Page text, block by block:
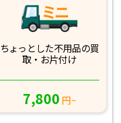
ちょっとした不用品の買
取・お片付け
7,800 円~